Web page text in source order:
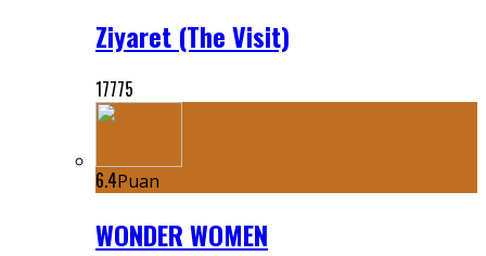
Ziyaret (The Visit)
17775
6.4Puan
WONDER WOMEN